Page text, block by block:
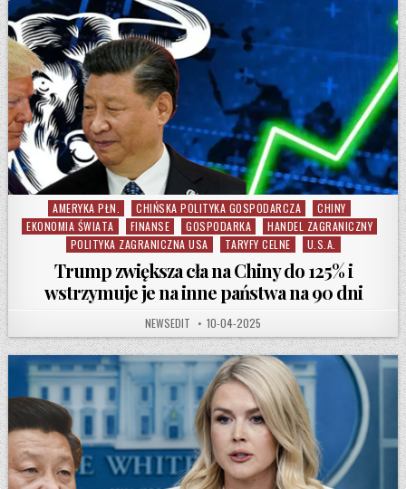
Posted in
AMERYKA PŁN. CHIŃSKA POLITYKA GOSPODARCZA
CHINY
EKONOMIA ŚWIATA
FINANSE GOSPODARKA
HANDEL ZAGRANICZNY
POLITYKA ZAGRANICZNA USA
TARYFY CELNE U.S.A.
Trump zwiększa cła na Chiny do 125% i
wstrzymuje je na inne państwa na 90 dni
AUTHOR:
NEWSEDIT PUBLISHED DATE:
10-04-2025